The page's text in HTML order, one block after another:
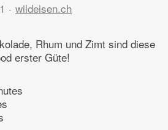
wildeisen.ch
Rhum und Zimt sind diese
erster Güte!